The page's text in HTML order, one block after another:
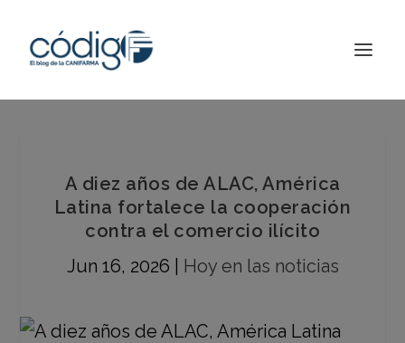
A diez años de ALAC, América
Latina fortalece la cooperación
contra el comercio ilícito
Jun 16, 2026
Hoy en las noticias